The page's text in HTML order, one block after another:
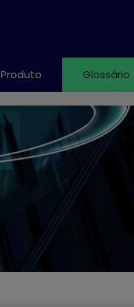
Produto Glossário